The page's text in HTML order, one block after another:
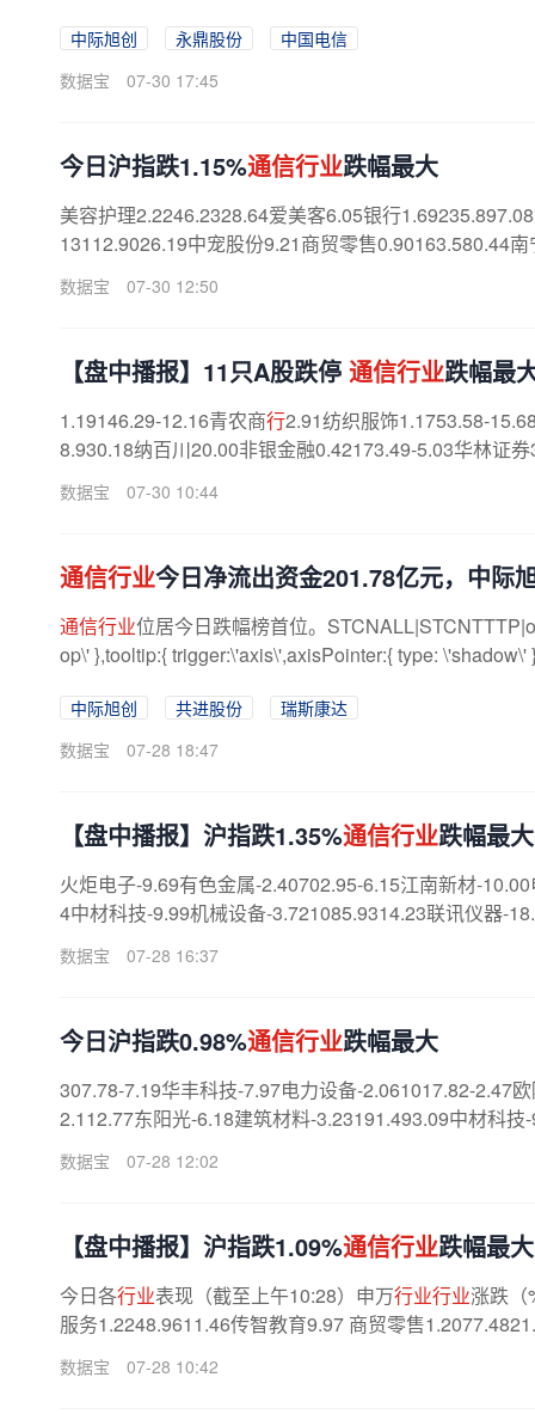
中际旭创 永鼎股份
中国电信
数据宝
07-30 17:45
今日沪指跌1.15%通信行业跌幅最大
美容护理2.2246.2328.64爱美客6.05银行
13112.9026.19中宠股份9.21商贸零售0.90163.580.44
数据宝 07-30 12:50
【盘中播报】11只A股跌停 通信行业跌幅最
1.19146.29-12.16青农商行2.91纺织服饰1.1753.58-
8.930.18纳百川20.00非银金融0.42173.49-5.03华林证
数据宝 07-30 10:44
通信行业今日净流出资金201.78亿元，中际
通信行业位居今日跌幅榜首位。
op\' },tooltip:{ trigger:\'axis\',axisPointer:{ type: \'shadow\'
中际旭创 共进股份
瑞斯康达
数据宝
07-28 18:47
【盘中播报】沪指跌1.35%通信行业跌幅最大
火炬电子-9.69有色金属-2.40702.95-6.15江南新材-
4中材科技-9.99机械设备-3.721085.9314.23联讯仪器-
数据宝 07-28 16:37
今日沪指跌0.98%通信行业跌幅最大
307.78-7.19华丰科技-7.97电力设备-2.061017.82-2.47
2.112.77东阳光-6.18建筑材料-3.23191.493.09中材科
数据宝 07-28 12:02
【盘中播报】沪指跌1.09%通信行业跌幅最大
今日各行业表现（截至上午10:28）申万行业行业涨跌（
服务1.2248.9611.46传智教育9.97 商贸零售
数据宝 07-28 10:42